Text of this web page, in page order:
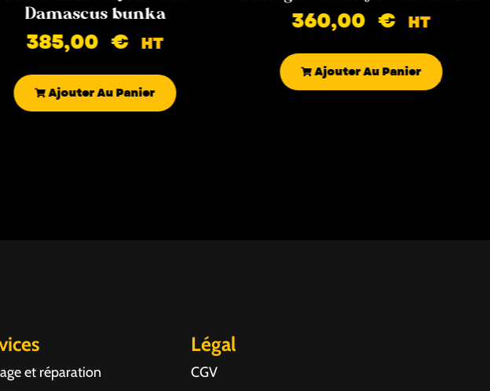
Damascus bunka
385,00€ HT
Ajouter Au Panier
360,00€ HT
Ajouter Au Panier
et réparation
Légal
CGV